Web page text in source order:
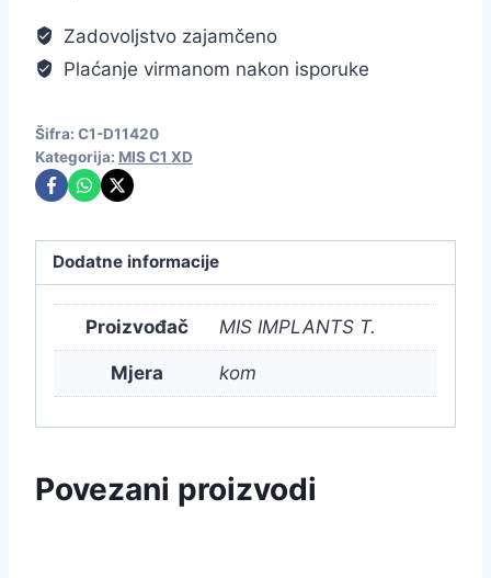
Zadovoljstvo zajamčeno
Plaćanje virmanom nakon isporuke
Šifra: C1-D11420
Kategorija: MIS C1 XD
Dodatne informacije
Proizvođač MIS IMPLANTS T.
Mjera kom
Povezani proizvodi